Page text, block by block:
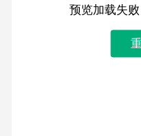
预览加载失